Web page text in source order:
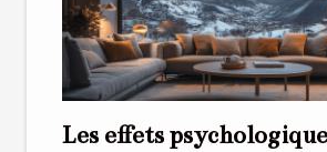
Les effets